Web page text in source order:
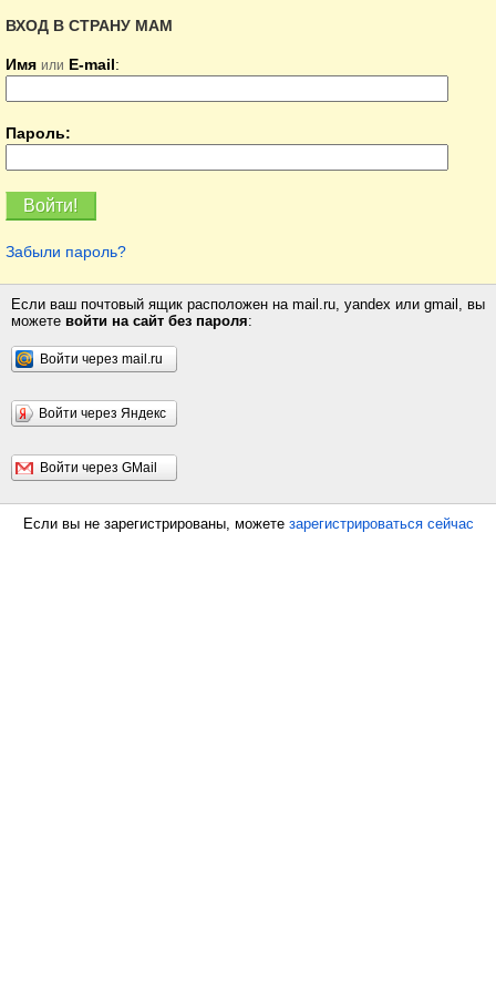
ВХОД В СТРАНУ МАМ
Имя или E-mail:
Пароль:
Забыли пароль?
Если ваш почтовый ящик расположен на mail.ru, yandex или gmail, вы
можете войти на сайт без пароля:
Войти через mail.ru
Войти через Яндекс
Войти через GMail
Если вы не зарегистрированы, можете зарегистрироваться сейчас